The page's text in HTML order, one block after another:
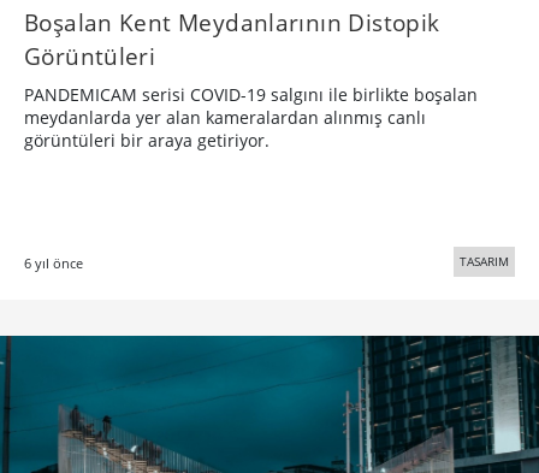
Boşalan Kent Meydanlarının Distopik
Görüntüleri
PANDEMICAM serisi COVID-19 salgını ile birlikte boşalan
meydanlarda yer alan kameralardan alınmış canlı
görüntüleri bir araya getiriyor.
6 yıl önce TASARIM